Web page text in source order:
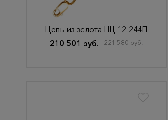
Цепь из золота НЦ 12-244П
210 501 руб.
221 580 руб.